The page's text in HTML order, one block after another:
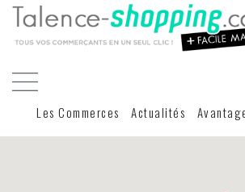
Les Commerces Actualités